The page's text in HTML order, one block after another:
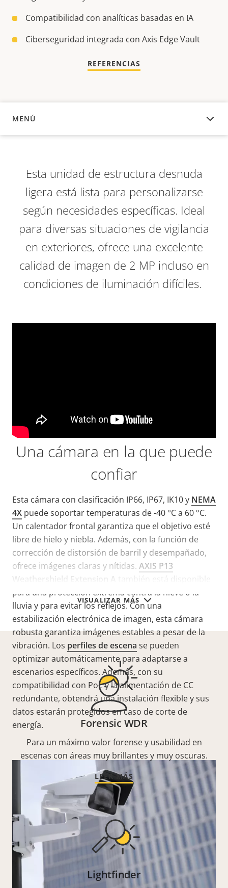
Compatibilidad con analíticas basadas en IA
Ciberseguridad integrada con Axis Edge Vault
REFERENCIAS
MENÚ
DESCRIPCIÓN
VISUALIZAR MÁS
Esta unidad de estructura desnuda
ligera está lista para personalizarse
según necesidades específicas. Ideal
para diversas situaciones de vigilancia
en exteriores, ofrece una excelente
calidad de imagen de 2 MP incluso en
condiciones de iluminación difíciles.
Una cámara en la que puede
confiar
Esta cámara con clasificación IP66, IP67, IK10 y NEMA
4X puede soportar temperaturas de -40 °C a 60 °C.
Un calentador frontal garantiza que el objetivo esté
libre de hielo y niebla. Además, con la función de
corrección de distorsión de barril y desempañado,
ofrece imágenes claras y nítidas. AXIS P13
Weathershield Extension A
también está disponible
para una protección extrema contra la nieve o la
lluvia y para evitar los reflejos. Con una
estabilización electrónica de imagen, esta cámara
robusta garantiza imágenes estables a pesar de la
vibración. Los perfiles de escena se pueden
optimizar automáticamente para adaptarse a
escenarios específicos. Además, con su
compatibilidad con PoE y la alimentación de CC
redundante, obtendrá una instalación flexible y sus
datos estarán protegidos en caso de corte de
energía.
Forensic WDR
Para un máximo valor forense y usabilidad en
escenas con áreas muy brillantes y muy oscuras.
LEER MÁS
Lightfinder